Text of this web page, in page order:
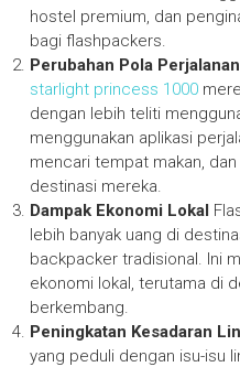
hostel premium, dan
bagi flashpackers.
Perubahan Pola Perjalanan
starlight princess 1000
dengan lebih teliti
menggunakan aplikasi
mencari tempat makan,
destinasi mereka.
Dampak Ekonomi Lokal
lebih banyak uang di
backpacker tradisional. Ini
ekonomi lokal, terutama di
berkembang.
Peningkatan Kesadaran
yang peduli dengan isu-isu